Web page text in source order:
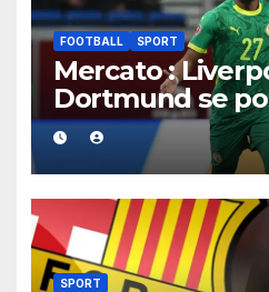
FOOTBALL SPORT
Mercato :
Dortmund se
favoris pour
Mbaye
SPORT